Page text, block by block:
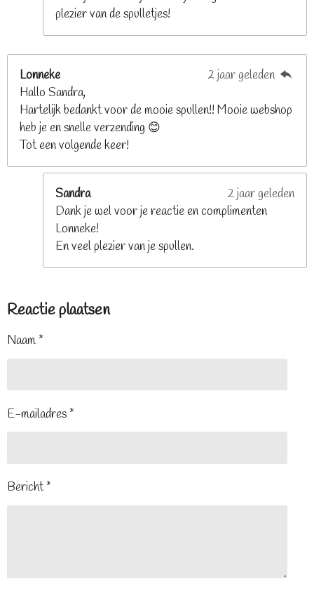
plezier van de spulletjes!
Lonneke
2 jaar geleden
Hallo Sandra,
Hartelijk bedankt voor de mooie spullen!! Mooie webshop
heb je en snelle verzending 😊
Tot een volgende keer!
Sandra
2 jaar geleden
Dank je wel voor je reactie en complimenten
Lonneke!
En veel plezier van je spullen.
Reactie plaatsen
Naam *
E-mailadres *
Bericht *